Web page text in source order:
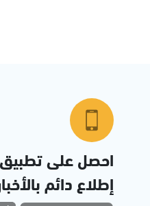
احصل على
إطلاع دائم